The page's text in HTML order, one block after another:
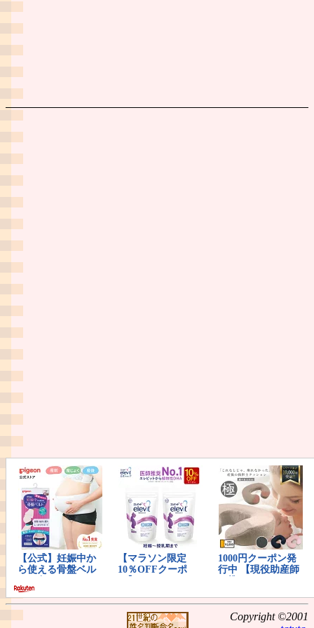
Copyright ©2001